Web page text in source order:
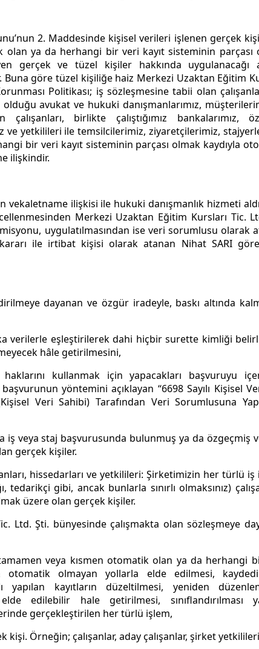
2. Maddesinde kişisel verileri işlenen gerçek
ya da herhangi bir veri kayıt sisteminin parçası
gerçek ve tüzel kişiler hakkında uygulanacağı
göre tüzel kişiliğe haiz Merkezi Uzaktan Eğitim
Politikası; iş sözleşmesine tabii olan
avukat ve hukuki danışmanlarımız,
birlikte çalıştığımız bankalarımız,
ve yetkilileri ile temsilcilerimiz, ziyaretçilerimiz,
bir veri kayıt sisteminin parçası olmak kaydıyla
ilişkindir.
ilişkisi ile hukuki danışmanlık hizmeti
Merkezi Uzaktan Eğitim Kursları Tic.
uygulatılmasından ise veri sorumlusu olarak
ile irtibat kişisi olarak atanan Nihat SARI
dayanan ve özgür iradeyle, baskı altında
verilerle eşleştirilerek dahi hiçbir surette kimliği
hâle getirilmesini,
kullanmak için yapacakları başvuruyu
yöntemini açıklayan “6698 Sayılı Kişisel
Veri Sahibi) Tarafından Veri Sorumlusuna
iş veya staj başvurusunda bulunmuş ya da özgeçmiş
gerçek kişiler.
hissedarları ve yetkilileri: Şirketimizin her türlü iş
gibi, ancak bunlarla sınırlı olmaksınız)
üzere olan gerçek kişiler.
Ltd. Şti. bünyesinde çalışmakta olan sözleşmeye
veya kısmen otomatik olan ya da herhangi
otomatik olmayan yollarla elde edilmesi,
yapılan kayıtların düzeltilmesi, yeniden
elde edilebilir hale getirilmesi, sınıflandırılması
gerçekleştirilen her türlü işlem,
kişi. Örneğin; çalışanlar, aday çalışanlar, şirket